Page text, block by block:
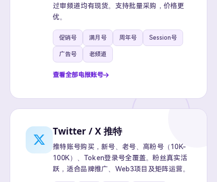
过审频道均有现货。支持批量采购，价格更
优。
促销号 满月号 周年号 Session号
广告号 老频道
查看全部电报账号
Twitter / X 推特
推特账号购买，新号、老号、高粉号（10K-
100K）、Token登录号全覆盖。粉丝真实活
跃，适合品牌推广、Web3项目及矩阵运营。